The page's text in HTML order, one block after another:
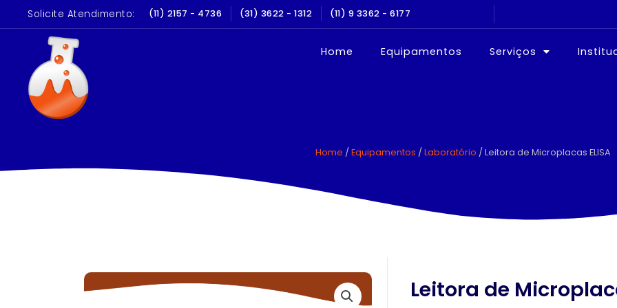
Solicite Atendimento: (11) 2157 - 4736 (31) 3622 - 1312 (11) 9 3362 - 6177
E QUALIFICAÇÃO 10 ANOS NO MERCADO
Home Equipamentos Serviços
Home / Equipamentos / Laboratório / Leitora de Microplacas ELISA
Leitora de